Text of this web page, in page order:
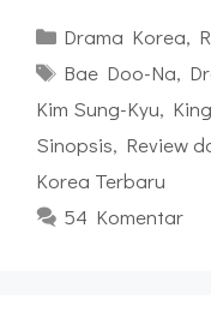
Kategori
Drama Korea,
Tag
Bae Doo-Na,
Kim Sung-Kyu,
Sinopsis, Review
Korea Terbaru
54 Komentar